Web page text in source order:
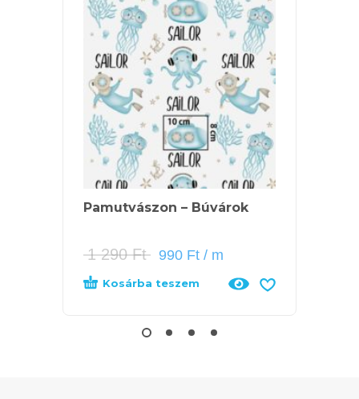
Pamutvászon – Búvárok
1 290Ft 990 Ft / m
Kosárba teszem